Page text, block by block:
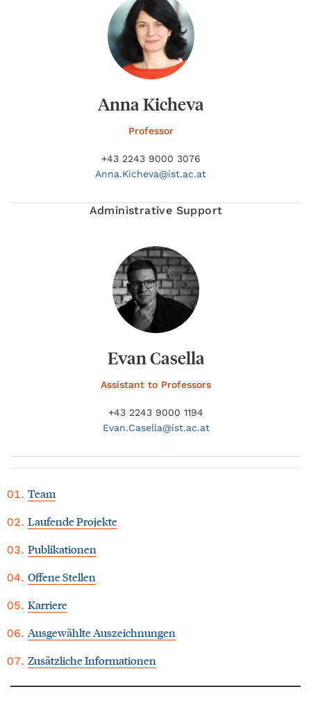
Anna Kicheva
Professor
+43 2243 9000 3076
Anna.Kicheva@ist.ac.at
Administrative Support
Evan Casella
Assistant to Professors
+43 2243 9000 1194
Evan.Casella@ist.ac.at
Team
Laufende Projekte
Publikationen
Offene Stellen
Karriere
Ausgewählte Auszeichnungen
Zusätzliche Informationen